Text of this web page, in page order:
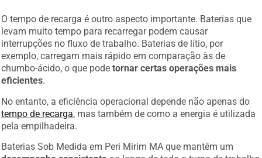
O tempo de recarga é outro aspecto importante. Baterias que
levam muito tempo para recarregar podem causar
interrupções no fluxo de trabalho. Baterias de lítio, por
exemplo, carregam mais rápido em comparação às de
chumbo-ácido, o que podetornar certas operações mais
eficientes.
No entanto, a eficiência operacional depende não apenas do
tempo de recarga, mas também de como a energia é utilizada
pela empilhadeira.
Baterias Sob Medida em Peri Mirim MA que mantêm um